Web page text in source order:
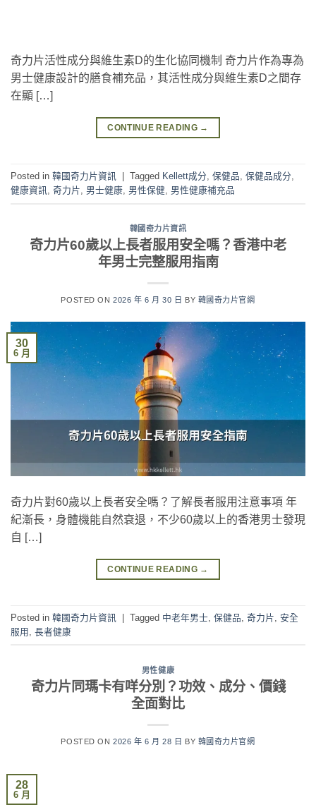
奇力片活性成分與維生素D的生化協同機制 奇力片作為專為
男士健康設計的膳食補充品，其活性成分與維生素D之間存
在顯 […]
CONTINUE READING →
Posted in 韓國奇力片資訊 | Tagged Kellett成分 保健品 保健品成分
健康資訊
奇力片 男士健康 男性保健 男性健康補充品
韓國奇力片資訊
奇力片60歲以上長者服用安全嗎？香港中老
年男士完整服用指南
POSTED ON2026 年 6 月 30 日 BY 韓國奇力片官網
30
6 月
奇力片對60歲以上長者安全嗎？了解長者服用注意事項 年
紀漸長，身體機能自然衰退，不少60歲以上的香港男士發現
自 […]
CONTINUE READING →
Posted in 韓國奇力片資訊 | Tagged 中老年男士 保健品 奇力片 安全
服用 長者健康
男性健康
奇力片同瑪卡有咩分別？功效、成分、價錢
全面對比
POSTED ON2026 年 6 月 28 日 BY 韓國奇力片官網
28
6 月